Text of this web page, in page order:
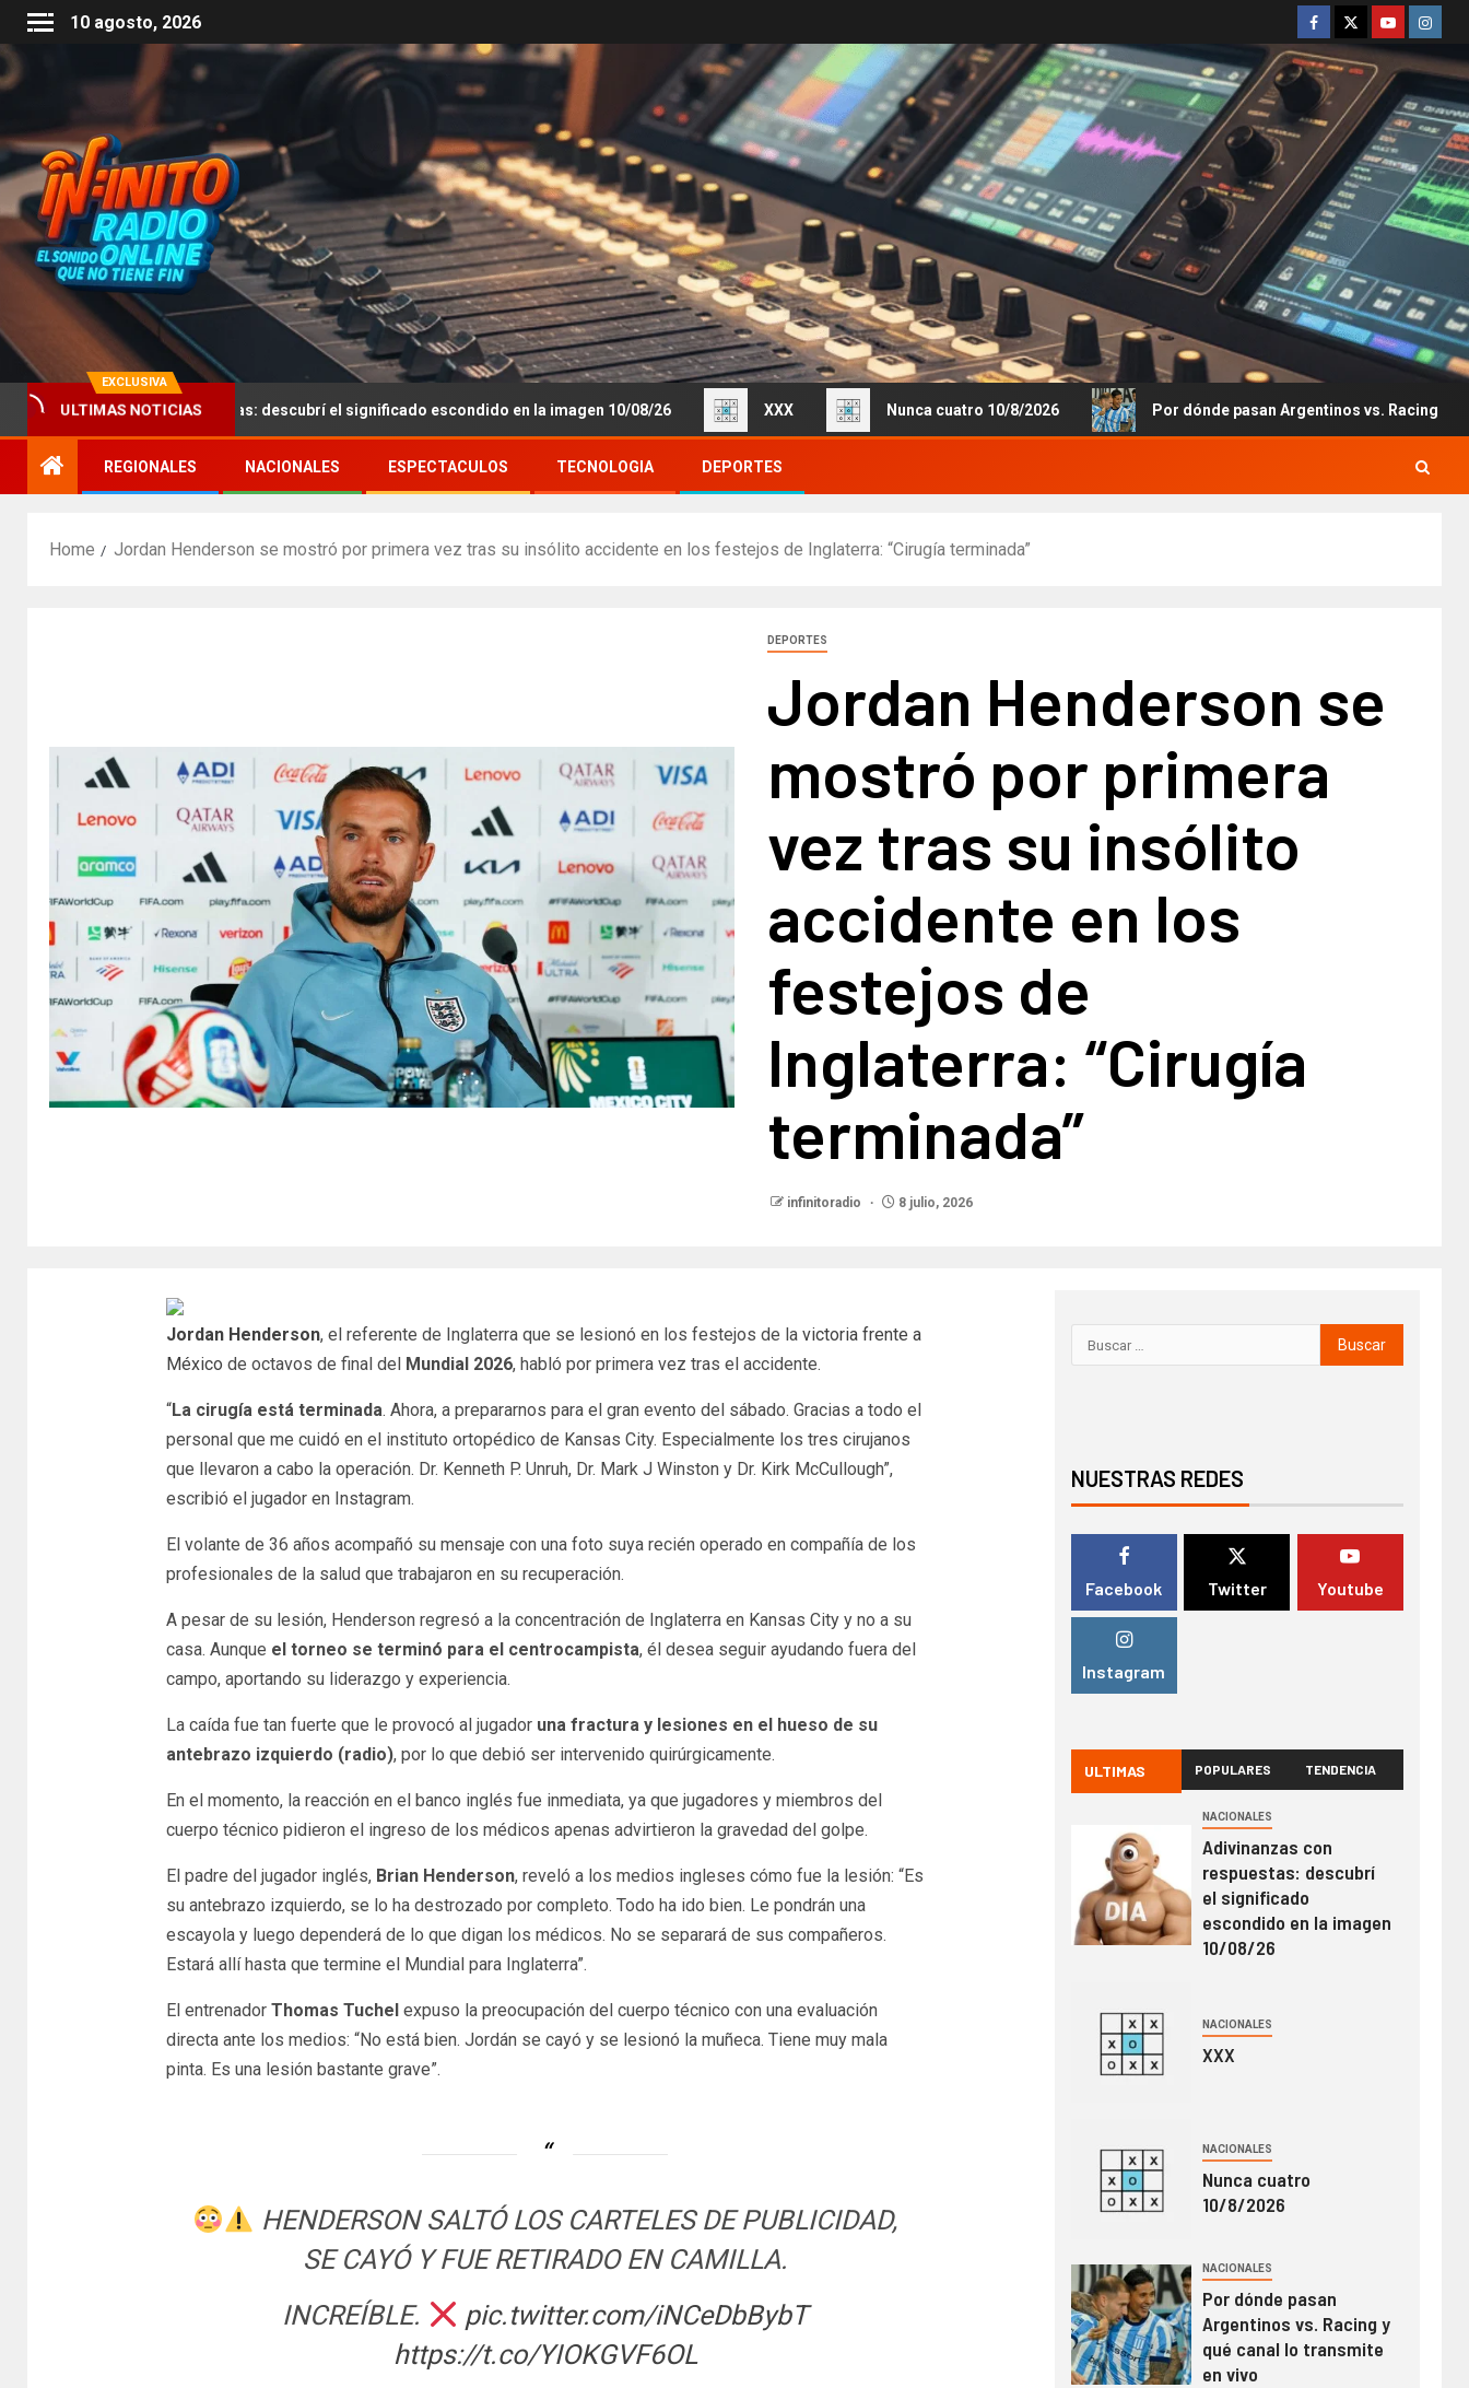
10 agosto, 2026
EXCLUSIVA
ULTIMAS NOTICIAS
con respuestas: descubrí el significado escondido en la imagen 10/08/26 XXX Nunca cuatro 10/8/2026 Por dónde pasan Argentinos vs. Racing y qué canal
REGIONALES NACIONALES ESPECTACULOS TECNOLOGIA DEPORTES
Home Jordan Henderson se mostró por primera vez tras su insólito accidente en los festejos de Inglaterra: “Cirugía terminada”
DEPORTES
Jordan Henderson se
mostró por primera
vez tras su insólito
accidente en los
festejos de
Inglaterra: “Cirugía
terminada”
infinitoradio 8 julio, 2026
Jordan Henderson, el referente de Inglaterra que se lesionó en los festejos de la victoria frente a
México de octavos de final del Mundial 2026, habló por primera vez tras el accidente.
“La cirugía está terminada. Ahora, a prepararnos para el gran evento del sábado. Gracias a todo el
personal que me cuidó en el instituto ortopédico de Kansas City. Especialmente los tres cirujanos
que llevaron a cabo la operación. Dr. Kenneth P. Unruh, Dr. Mark J Winston y Dr. Kirk McCullough”,
escribió el jugador en Instagram.
El volante de 36 años acompañó su mensaje con una foto suya recién operado en compañía de los
profesionales de la salud que trabajaron en su recuperación.
A pesar de su lesión, Henderson regresó a la concentración de Inglaterra en Kansas City y no a su
casa. Aunque el torneo se terminó para el centrocampista, él desea seguir ayudando fuera del
campo, aportando su liderazgo y experiencia.
La caída fue tan fuerte que le provocó al jugador una fractura y lesiones en el hueso de su
antebrazo izquierdo (radio), por lo que debió ser intervenido quirúrgicamente.
En el momento, la reacción en el banco inglés fue inmediata, ya que jugadores y miembros del
cuerpo técnico pidieron el ingreso de los médicos apenas advirtieron la gravedad del golpe.
El padre del jugador inglés, Brian Henderson, reveló a los medios ingleses cómo fue la lesión: “Es
su antebrazo izquierdo, se lo ha destrozado por completo. Todo ha ido bien. Le pondrán una
escayola y luego dependerá de lo que digan los médicos. No se separará de sus compañeros.
Estará allí hasta que termine el Mundial para Inglaterra”.
El entrenador Thomas Tuchel expuso la preocupación del cuerpo técnico con una evaluación
directa ante los medios: “No está bien. Jordán se cayó y se lesionó la muñeca. Tiene muy mala
pinta. Es una lesión bastante grave”.
HENDERSON SALTÓ LOS CARTELES DE PUBLICIDAD,
SE CAYÓ Y FUE RETIRADO EN CAMILLA.
INCREÍBLE.
pic.twitter.com/iNCeDbBybT
https://t.co/YIOKGVF6OL
NUESTRAS REDES
Facebook Twitter Youtube
Instagram
ULTIMAS POPULARES TENDENCIA
NACIONALES
Adivinanzas con
respuestas: descubrí
el significado
escondido en la imagen
10/08/26
NACIONALES
XXX
NACIONALES
Nunca cuatro
10/8/2026
NACIONALES
Por dónde pasan
Argentinos vs. Racing y
qué canal lo transmite
en vivo